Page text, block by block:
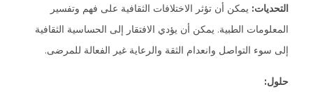
التحديات: يمكن أن تؤثر الاختلافات الثقافية على فهم وتفسير
المعلومات الطبية. يمكن أن يؤدي الافتقار إلى الحساسية الثقافية
إلى سوء التواصل وانعدام الثقة والرعاية غير الفعالة للمرضى.
حلول: